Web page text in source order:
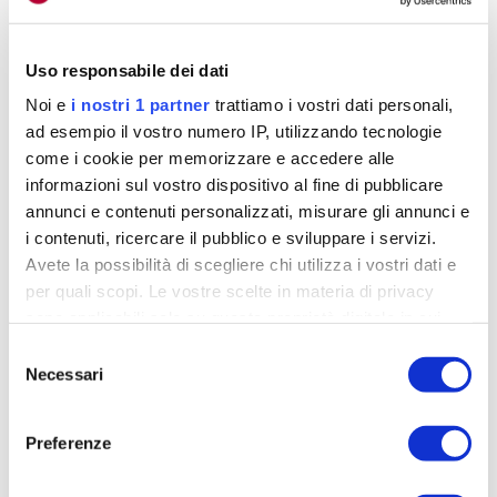
Uso responsabile dei dati
Noi e i nostri 1 partner trattiamo i vostri dati personali,
ad esempio il vostro numero IP, utilizzando tecnologie
come i cookie per memorizzare e accedere alle
informazioni sul vostro dispositivo al fine di pubblicare
annunci e contenuti personalizzati, misurare gli annunci e
i contenuti, ricercare il pubblico e sviluppare i servizi.
Avete la possibilità di scegliere chi utilizza i vostri dati e
per quali scopi. Le vostre scelte in materia di privacy
revocare il proprio consenso in qualsiasi momento dalla
Dichiarazione sui cookie o facendo clic sull'icona di
delNecessari
Preferenze
definirei una fast gravel. Un dettaglio che fa capire
questo nostro intento è la massima larghezza dei
copertoni che si può montare,che è di 40
millimetri».
«Il dna – riprende –è quello del nostro modello
Alpe d’Huez, ovviamente con degli adattamenti e
delle geometrie diverse dedicate al gravel. L’ADHX
si potrebbe definire tranquillamente una bici allroad,
questo per le geometrie racing adottate, anche se il
suo focus rimane il gravel».